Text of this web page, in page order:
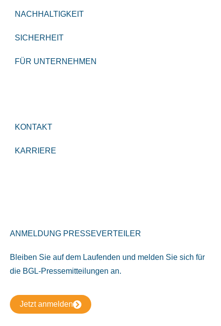
NACHHALTIGKEIT
SICHERHEIT
FÜR UNTERNEHMEN
KONTAKT
KARRIERE
ANMELDUNG PRESSEVERTEILER
Bleiben Sie auf dem Laufenden und melden Sie sich für
die BGL-Pressemitteilungen an.
Jetzt anmelden